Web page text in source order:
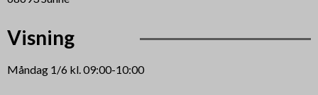
Visning
Måndag 1/6 kl. 09:00-10:00